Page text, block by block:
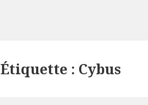
Étiquette : Cybus